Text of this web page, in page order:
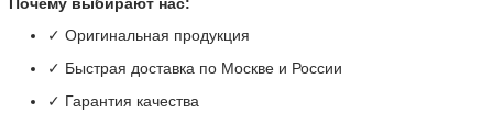
Почему выбирают нас:
✓ Оригинальная продукция
✓ Быстрая доставка по Москве и России
✓ Гарантия качества